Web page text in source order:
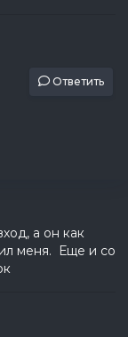
Ответить
а он как
меня. Еще и со